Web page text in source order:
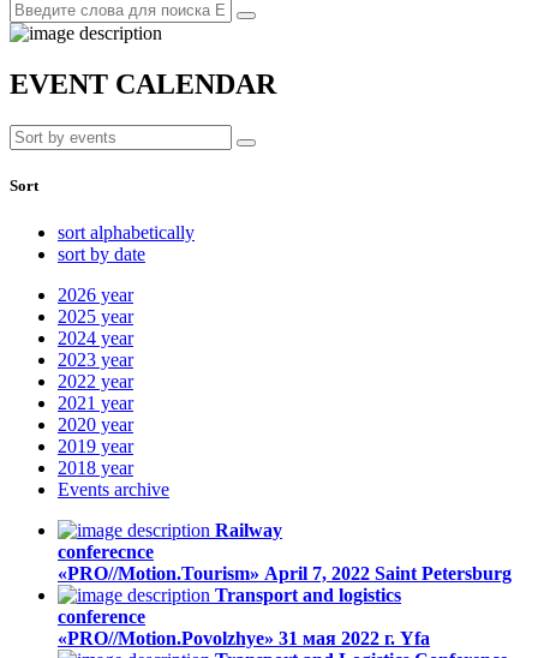
EVENT CALENDAR
Sort
sort alphabetically
sort by date
2026 year
2025 year
2024 year
2023 year
2022 year
2021 year
2020 year
2019 year
2018 year
Events archive
Railway
conferecnce
«PRO//Motion.Tourism» April 7, 2022 Saint Petersburg
Transport and logistics
conference
«PRO//Motion.Povolzhye» 31 мая 2022 г. Yfa